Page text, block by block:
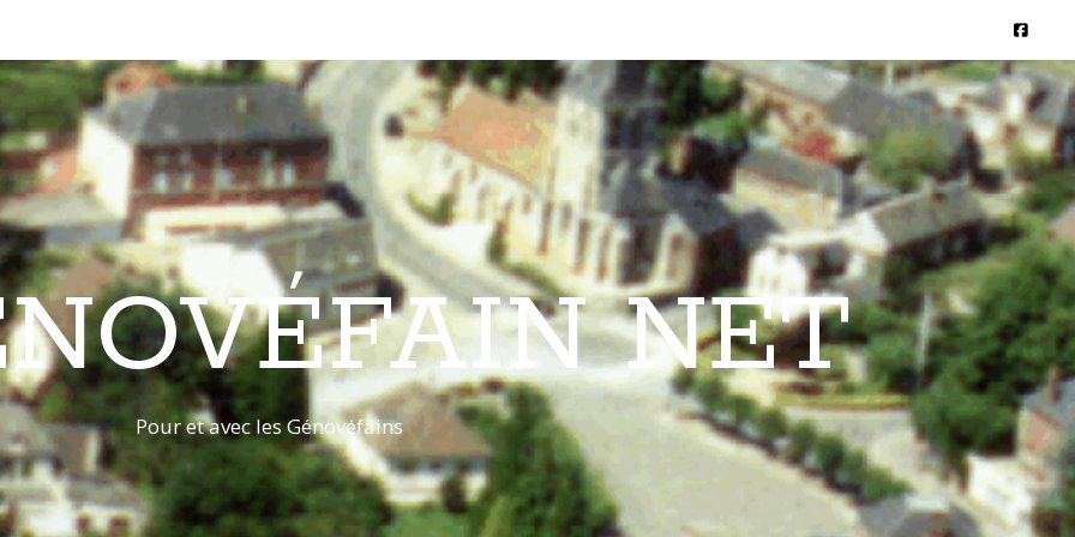
NET
Pour et avec les Génovéfains